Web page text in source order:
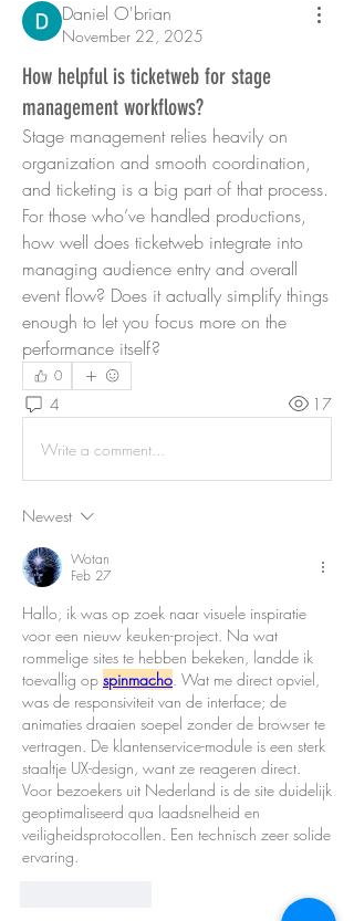
Daniel O'brian
November 22, 2025
How helpful is ticketweb for stage
management workflows?
Stage management relies heavily on
organization and smooth coordination,
and ticketing is a big part of that process.
For those who’ve handled productions,
how well does ticketweb integrate into
managing audience entry and overall
event flow? Does it actually simplify things
enough to let you focus more on the
performance itself?
0
4 17
Write a comment...
Newest
Wotan
Feb 27
Hallo, ik was op zoek naar visuele inspiratie
voor een nieuw keuken-project. Na wat
rommelige sites te hebben bekeken, landde ik
toevallig op spinmacho. Wat me direct opviel,
was de responsiviteit van de interface; de
animaties draaien soepel zonder de browser te
vertragen. De klantenservice-module is een sterk
staaltje UX-design, want ze reageren direct.
Voor bezoekers uit Nederland is de site duidelijk
geoptimaliseerd qua laadsnelheid en
veiligheidsprotocollen. Een technisch zeer solide
ervaring.